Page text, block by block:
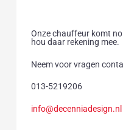
Onze chauffeur komt
hou daar rekening mee.
Neem voor vragen
013-5219206
info@decenniadesign.nl